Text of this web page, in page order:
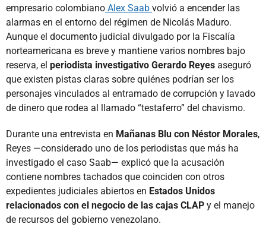
empresario colombiano Alex Saab volvió a encender las
alarmas en el entorno del régimen de Nicolás Maduro.
Aunque el documento judicial divulgado por la Fiscalía
norteamericana es breve y mantiene varios nombres bajo
reserva, el periodista investigativo Gerardo Reyes aseguró
que existen pistas claras sobre quiénes podrían ser los
personajes vinculados al entramado de corrupción y lavado
de dinero que rodea al llamado “testaferro” del chavismo.
Durante una entrevista en Mañanas Blu con Néstor Morales,
Reyes —considerado uno de los periodistas que más ha
investigado el caso Saab— explicó que la acusación
contiene nombres tachados que coinciden con otros
expedientes judiciales abiertos en Estados Unidos
relacionados con el negocio de las cajas CLAP y el manejo
de recursos del gobierno venezolano.